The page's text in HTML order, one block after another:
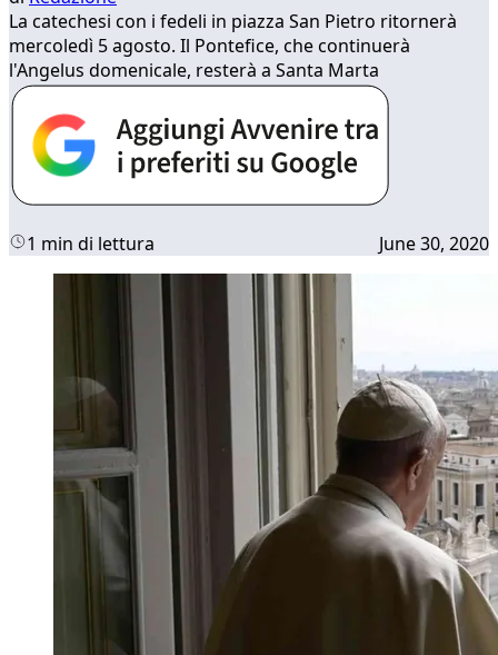
La catechesi con i fedeli in piazza San Pietro ritornerà
mercoledì 5 agosto. Il Pontefice, che continuerà
l'Angelus domenicale, resterà a Santa Marta
1 min di lettura June 30, 2020